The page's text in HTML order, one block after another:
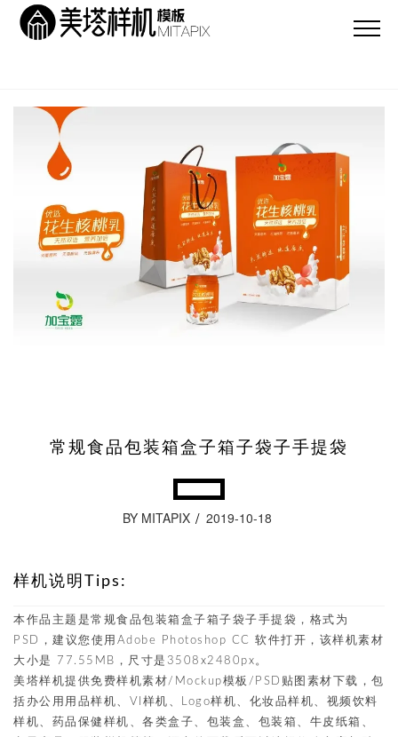
常规食品包装箱盒子箱子袋子手提袋
BY MITAPIX 2019-10-18
样机说明Tips:
本作品主题是常规食品包装箱盒子箱子袋子手提袋，格式为
PSD，建议您使用Adobe Photoshop CC 软件打开，该样机素材
大小是 77.55MB，尺寸是3508x2480px。
美塔样机提供免费样机素材/Mockup模板/PSD贴图素材下载，包
括办公用用品样机、VI样机、Logo样机、化妆品样机、视频饮料
样机、药品保健样机、各类盒子、包装盒、包装箱、牛皮纸箱、